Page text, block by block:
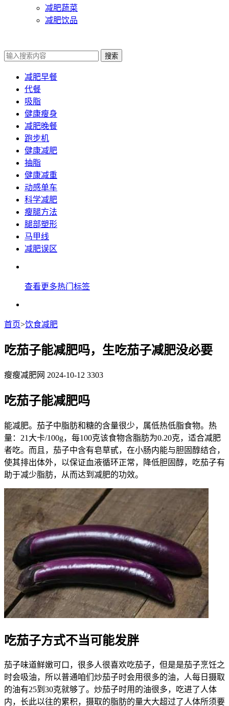
减肥蔬菜
减肥饮品
搜索
减肥早餐
代餐
吸脂
健康瘦身
减肥晚餐
跑步机
健康减肥
抽脂
健康减重
动感单车
科学减肥
瘦腿方法
腿部塑形
马甲线
减肥误区
查看更多热门标签
首页>饮食减肥
吃茄子能减肥吗，生吃茄子减肥没必要
瘦瘦减肥网 2024-10-12 3303
吃茄子能减肥吗
能减肥。茄子中脂肪和糖的含量很少，属低热低脂食物。热
量：21大卡/100g，每100克该食物含脂肪为0.20克，适合减肥
者吃。而且，茄子中含有皂草甙，在小肠内能与胆固醇结合，
使其排出体外，以保证血液循环正常，降低胆固醇，吃茄子有
助于减少脂肪，从而达到减肥的功效。
吃茄子方式不当可能发胖
茄子味道鲜嫩可口，很多人很喜欢吃茄子，但是是茄子烹饪之
时会吸油，所以普通咱们炒茄子时会用很多的油，人每日摄取
的油有25到30克就够了。炒茄子时用的油很多，吃进了人体
内，长此以往的累积，摄取的脂肪的量大大超过了人体所须要